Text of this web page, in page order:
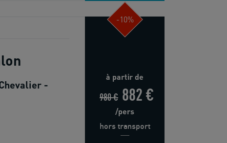
-
-10%
à partir de
980 € 882 €
/pers
hors transport